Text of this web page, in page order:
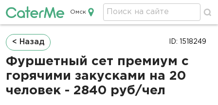
Кейтеринг в Омске
Омск
Строка
навигации
< Назад
Фуршетный сет премиум с
горячими закусками на 20
человек - 2840 руб/чел
ID: 1518249